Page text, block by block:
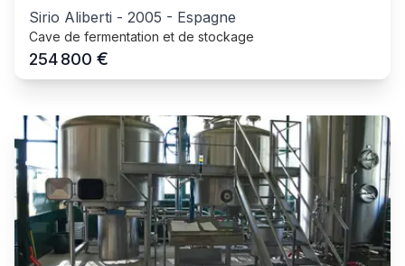
Sirio Aliberti - 2005 - Espagne
Cave de fermentation et de stockage
254 800 €